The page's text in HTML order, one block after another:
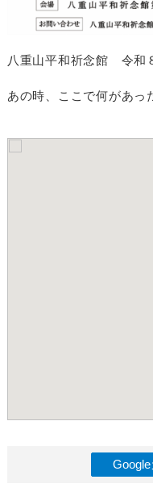
八重山平和祈念館 令和
あの時、ここで何があっ